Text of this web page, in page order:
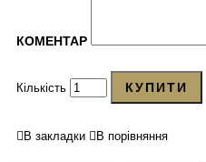
КОМЕНТАР
Кількість КУПИТИ
В закладки В порівняння